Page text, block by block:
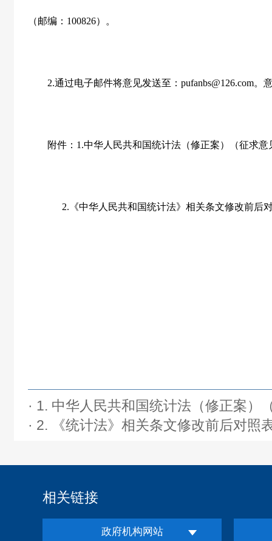
（邮编： 100826）。
2.通过电子邮件将意见发送至： pufanbs@126.com。
附件： 1.中华人民共和国统计法（修正案）（征求意
2. 《中华人民共和国统计法》相关条文修改前后
· 1. 中华人民共和国统计法（修正案）
· 2. 《统计法》相关条文修改前后对照
相关链接
政府机构网站